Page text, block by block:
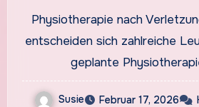
Physiotherapie nach
entscheiden sich zahlreiche
geplante
Susie Februar 17, 2026